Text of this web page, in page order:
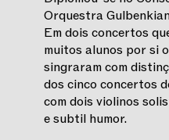
Orquestra
Em dois concertos
muitos alunos por si
singraram com
dos cinco concertos
com dois violinos
e subtil humor.